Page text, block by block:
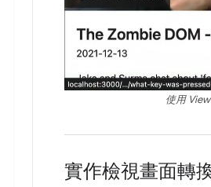
使用
實作檢視畫面轉